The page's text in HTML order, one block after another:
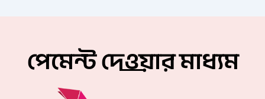
পেমেন্ট দেওয়ার মাধ্যম